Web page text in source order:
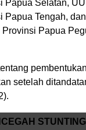
Papua Selatan,
Papua Tengah,
Papua
setelah